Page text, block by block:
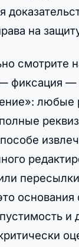
на
смотрите
фиксация
любые
основания
и